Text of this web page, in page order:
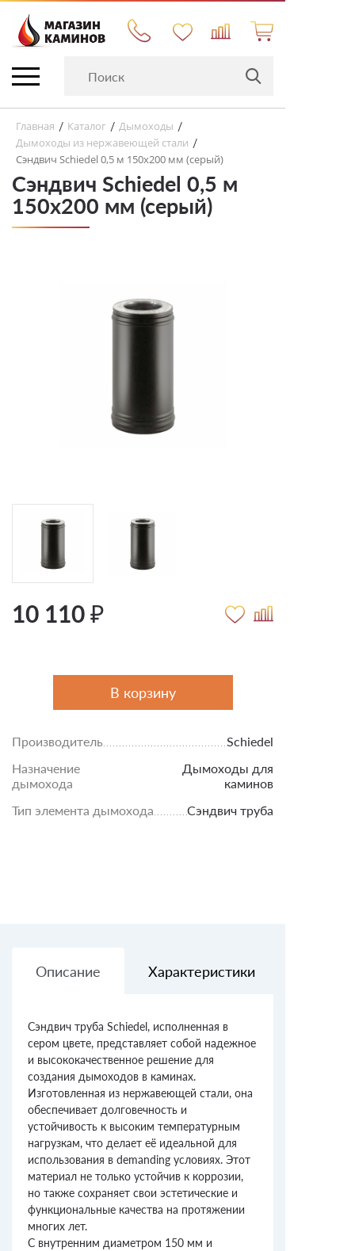
Главная / Каталог / Дымоходы /
Дымоходы из нержавеющей стали /
Сэндвич Schiedel 0,5 м 150х200 мм (серый)
Сэндвич Schiedel 0,5 м
150х200 мм (серый)
10 110 ₽
В корзину
Производитель
Schiedel
Назначение
дымохода
Дымоходы для
каминов
Тип элемента дымохода
Сэндвич труба
Описание Характеристики
Сэндвич труба Schiedel, исполненная в
сером цвете, представляет собой надежное
и высококачественное решение для
создания дымоходов в каминах.
Изготовленная из нержавеющей стали, она
обеспечивает долговечность и
устойчивость к высоким температурным
нагрузкам, что делает её идеальной для
использования в demanding условиях. Этот
материал не только устойчив к коррозии,
но также сохраняет свои эстетические и
функциональные качества на протяжении
многих лет.
С внутренним диаметром 150 мм и